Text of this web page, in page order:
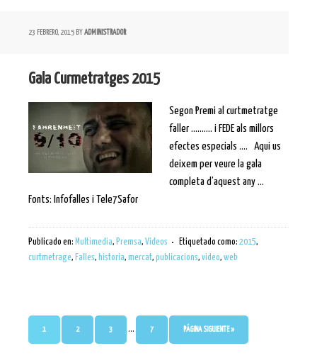
23 FEBRERO, 2015 BY ADMINISTRADOR
Gala Curmetratges 2015
Segon Premi al curtmetratge
faller ………. i FEDE als millors
efectes especials …. Aqui us
deixem per veure la gala
completa d’aquest any …
Fonts: Infofalles i Tele7Safor
Publicado en: Multimedia, Premsa, Videos Etiquetado como: 2015,
curtmetrage, Falles, historia, mercat, publicacions, video, web
1 2 3 … 7 PÁGINA SIGUIENTE »